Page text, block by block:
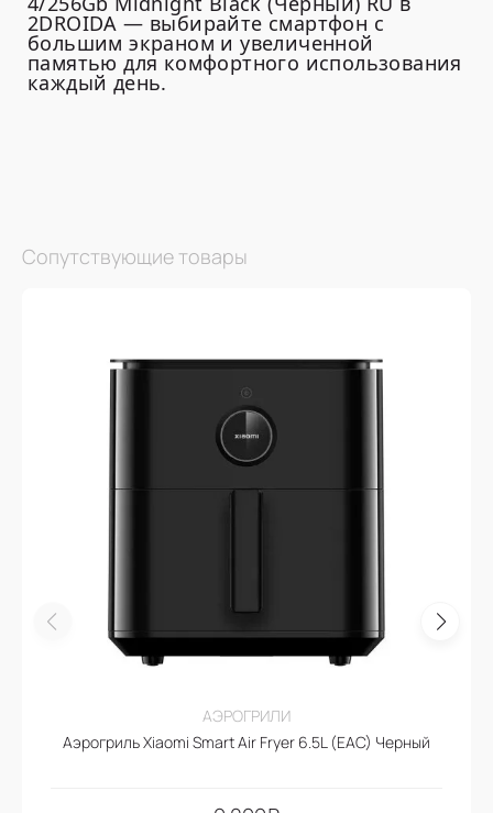
2DROIDA — выбирайте смартфон с
большим экраном и увеличенной
памятью для комфортного использования
каждый день.
Сопутствующие товары
АЭРОГРИЛИ
Аэрогриль Xiaomi Smart Air Fryer 6.5L (EAC) Черный